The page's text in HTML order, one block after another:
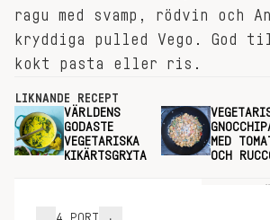
ragu med svamp, rödvin och
kryddiga pulled Vego. God
kokt pasta eller ris.
LIKNANDE RECEPT
VÄRLDENS
GODASTE
VEGETARISKA
KIKÄRTSGRYTA
MED
OCH